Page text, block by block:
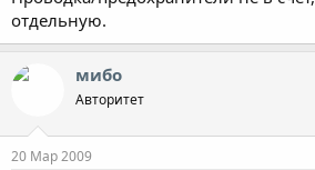
отдельную.
мибо
Авторитет
20 Мар 2009